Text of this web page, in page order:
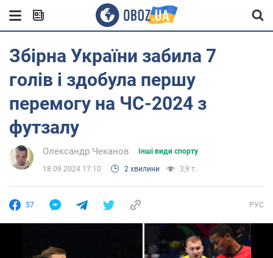
Збірна України забила 7
голів і здобула першу
перемогу на ЧС-2024 з
футзалу
Олександр Чеканов Інші види спорту
18.09.2024 17:10 2 хвилини 3,9 т.
57 РУС